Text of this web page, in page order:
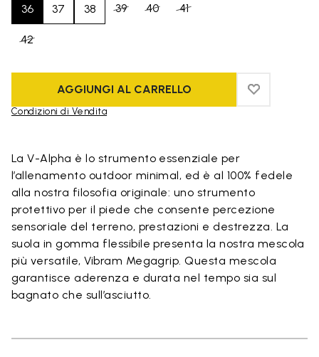
36 37 38 39 40 41
42
AGGIUNGI AL CARRELLO ADD TO
ADD TO
Condizioni di Vendita
La V-Alpha è lo strumento essenziale per
l’allenamento outdoor minimal, ed è al 100% fedele
alla nostra filosofia originale: uno strumento
protettivo per il piede che consente percezione
sensoriale del terreno, prestazioni e destrezza. La
suola in gomma flessibile presenta la nostra mescola
più versatile, Vibram Megagrip. Questa mescola
garantisce aderenza e durata nel tempo sia sul
bagnato che sull’asciutto.